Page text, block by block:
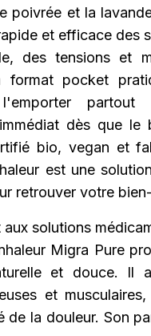
poivrée et la
et efficace des
des tensions et
format pocket
partout
dès que le
bio, vegan et
est une
retrouver votre
aux solutions
Migra Pure
et douce. Il
et
de la douleur. Son